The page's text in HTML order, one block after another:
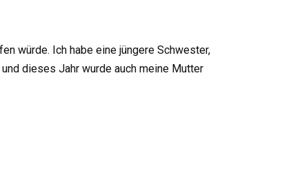
würde. Ich habe eine jüngere Schwester,
dieses Jahr wurde auch meine Mutter